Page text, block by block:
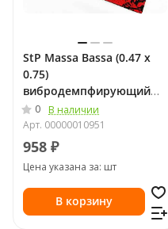
StP Massa Bassa (0.47 х
0.75)
вибродемпфирующий
материал
0
В наличии
Арт. 00000010951
958 ₽
Цена указана за: шт
В корзину